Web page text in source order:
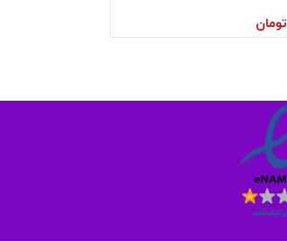
تومان